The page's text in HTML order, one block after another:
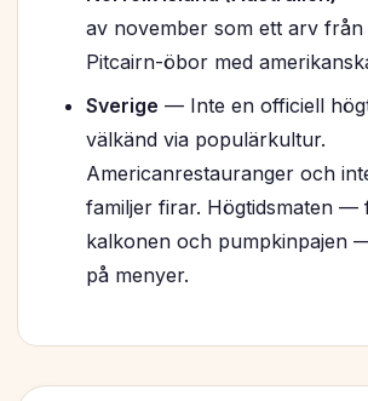
av november som ett arv
Pitcairn-öbor med
Sverige — Inte en officiell
välkänd via populärkultur.
Americanrestauranger och
familjer firar. Högtidsmaten —
kalkonen och pumpkinpajen
på menyer.